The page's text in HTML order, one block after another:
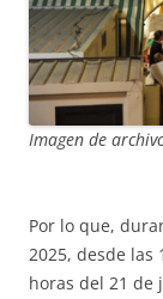
Imagen de
Por lo que,
2025, desde las
horas del 21 de